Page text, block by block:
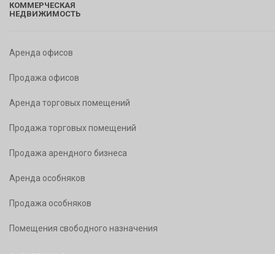
КОММЕРЧЕСКАЯ
НЕДВИЖИМОСТЬ
Аренда офисов
Продажа офисов
Аренда торговых помещений
Продажа торговых помещений
Продажа арендного бизнеса
Аренда особняков
Продажа особняков
Помещения свободного назначения